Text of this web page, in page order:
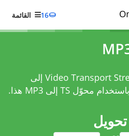
16 القائمة
حوّل ملفك من Video Transport Stream File إلى
محوّل TS إلى MP3 هذا.
تحويل